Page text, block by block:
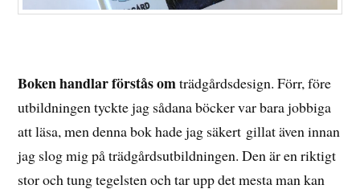
Boken handlar förstås omträdgårdsdesign. Förr, före
utbildningen tyckte jag sådana böcker var bara jobbiga
att läsa, men denna bok hade jag säkert gillat även innan
jag slog mig på trädgårdsutbildningen. Den är en riktigt
stor och tung tegelsten och tar upp det mesta man kan